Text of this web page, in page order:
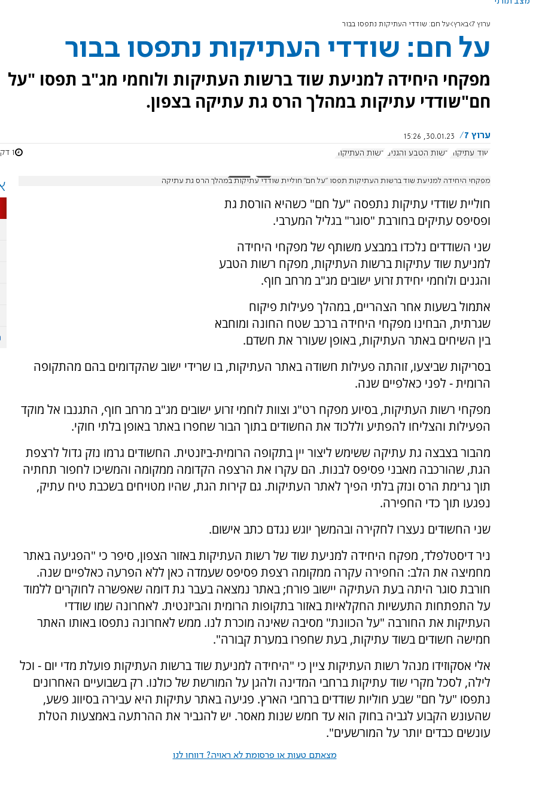
ערוץ 7 בארץ על חם: שודדי העתיקות נתפסו בבור
על חם: שודדי העתיקות נתפסו בבור
מפקחי היחידה למניעת שוד ברשות העתיקות ולוחמי מג"ב תפסו "על
חם"שודדי עתיקות במהלך הרס גת עתיקה בצפון.
ערוץ 7
30.01.23, 15:26
שוד עתיקות
רשות הטבע והגנים רשות העתיקות 1 דקות
מפקחי היחידה למניעת שוד ברשות העתיקות תפסו "על חם" חוליית שודדי עתיקות במהלך הרס גת עתיקה
חוליית שודדי עתיקות נתפסה "על חם" כשהיא הורסת גת
ופסיפס עתיקים בחורבת "סוגר" בגליל המערבי.
שני השודדים נלכדו במבצע משותף של מפקחי היחידה
למניעת שוד עתיקות ברשות העתיקות, מפקח רשות הטבע
והגנים ולוחמי יחידת זרוע ישובים מג"ב מרחב חוף.
אתמול בשעות אחר הצהריים, במהלך פעילות פיקוח
שגרתית, הבחינו מפקחי היחידה ברכב שטח החונה ומוחבא
בין השיחים באתר העתיקות, באופן שעורר את חשדם.
בסריקות שביצעו, זוהתה פעילות חשודה באתר העתיקות, בו שרידי ישוב שהקדומים בהם מהתקופה
הרומית - לפני כאלפיים שנה.
מפקחי רשות העתיקות, בסיוע מפקח רט"ג וצוות לוחמי זרוע ישובים מג"ב מרחב חוף, התגנבו אל מוקד
הפעילות והצליחו להפתיע וללכוד את החשודים בתוך הבור שחפרו באתר באופן בלתי חוקי.
מהבור בצבצה גת עתיקה ששימש ליצור יין בתקופה הרומית-ביזנטית. החשודים גרמו נזק גדול לרצפת
הגת, שהורכבה מאבני פסיפס לבנות. הם עקרו את הרצפה הקדומה ממקומה והמשיכו לחפור תחתיה
תוך גרימת הרס ונזק בלתי הפיך לאתר העתיקות. גם קירות הגת, שהיו מטויחים בשכבת טיח עתיק,
נפגעו תוך כדי החפירה.
שני החשודים נעצרו לחקירה ובהמשך יוגש נגדם כתב אישום.
ניר דיסטלפלד, מפקח היחידה למניעת שוד של רשות העתיקות באזור הצפון, סיפר כי "הפגיעה באתר
מחמיצה את הלב: החפירה עקרה ממקומה רצפת פסיפס שעמדה כאן ללא הפרעה כאלפיים שנה.
חורבת סוגר היתה בעת העתיקה יישוב פורח; באתר נמצאה בעבר גת דומה שאפשרה לחוקרים ללמוד
על התפתחות התעשיות החקלאיות באזור בתקופות הרומית והביזנטית. לאחרונה שמו שודדי
העתיקות את החורבה "על הכוונת" מסיבה שאינה מוכרת לנו. ממש לאחרונה נתפסו באותו האתר
חמישה חשודים בשוד עתיקות, בעת שחפרו במערת קבורה".
אלי אסקוזידו מנהל רשות העתיקות ציין כי "היחידה למניעת שוד ברשות העתיקות פועלת מדי יום - וכל
לילה, לסכל מקרי שוד עתיקות ברחבי המדינה ולהגן על המורשת של כולנו. רק בשבועיים האחרונים
נתפסו "על חם" שבע חוליות שודדים ברחבי הארץ. פגיעה באתר עתיקות היא עבירה בסיווג פשע,
שהעונש הקבוע לגביה בחוק הוא עד חמש שנות מאסר. יש להגביר את ההרתעה באמצעות הטלת
עונשים כבדים יותר על המורשעים".
מצאתם טעות או פרסומת לא ראויה? דווחו לנו